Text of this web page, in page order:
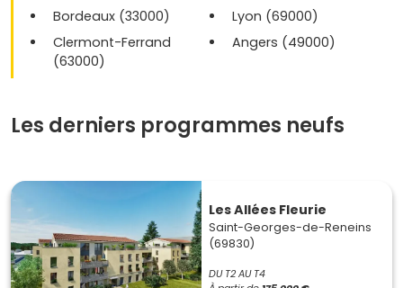
Bordeaux (33000)
Lyon (69000)
Clermont-Ferrand
(63000)
Angers (49000)
Les derniers programmes neufs
Les Allées Fleurie
Saint-Georges-de-Reneins
(69830)
DU T2 AU T4